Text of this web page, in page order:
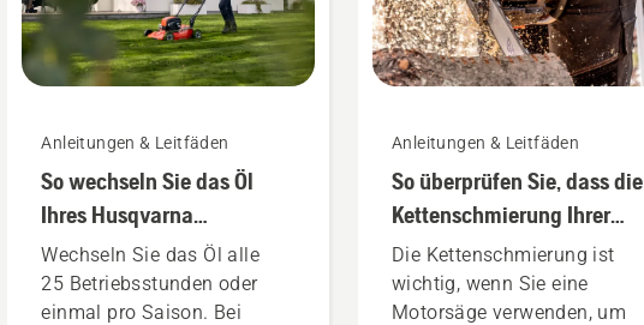
Anleitungen & Leitfäden
So wechseln Sie das Öl
Ihres Husqvarna
Rasenmähers
Wechseln Sie das Öl alle
25 Betriebsstunden oder
einmal pro Saison. Bei
Anleitungen & Leitfäden
So überprüfen Sie, dass die
Kettenschmierung Ihrer
Motorsäge funktioniert
Die Kettenschmierung ist
wichtig, wenn Sie eine
Motorsäge verwenden, um